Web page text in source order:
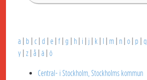
a b c d e f g h i j k m n o p q
y z å ä ö
Central- i Stockholm, Stockholms kommun